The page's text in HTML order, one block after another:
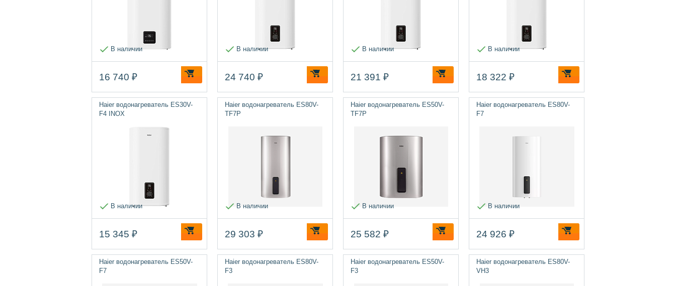
В наличии
16 740 ₽
В наличии
24 740 ₽
В наличии
21 391 ₽
В наличии
18 322 ₽
Haier водонагреватель ES30V-
F4 INOX
В наличии
15 345 ₽
Haier водонагреватель ES80V-
TF7P
В наличии
29 303 ₽
Haier водонагреватель ES50V-
TF7P
В наличии
25 582 ₽
Haier водонагреватель ES80V-
F7
В наличии
24 926 ₽
Haier водонагреватель ES50V-
F7
Haier водонагреватель ES80V-
F3
Haier водонагреватель ES50V-
F3
Haier водонагреватель ES80V-
VH3